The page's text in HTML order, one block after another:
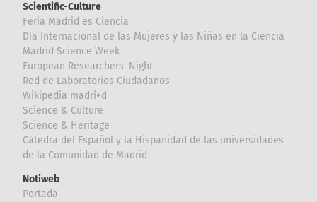
Scientific-Culture
Feria Madrid es Ciencia
Día Internacional de las Mujeres y las Niñas en la Ciencia
Madrid Science Week
European Researchers' Night
Red de Laboratorios Ciudadanos
Wikipedia madri+d
Science & Culture
Science & Heritage
Cátedra del Español y la Hispanidad de las universidades
de la Comunidad de Madrid
Notiweb
Portada